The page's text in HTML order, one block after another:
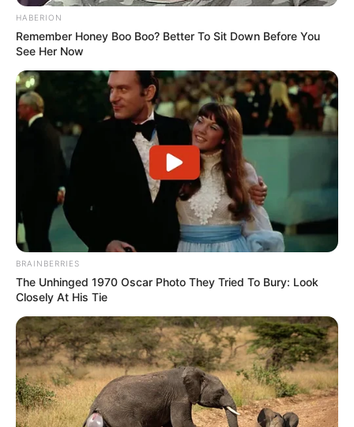
HABERION
Remember Honey Boo Boo? Better To Sit Down Before You
See Her Now
BRAINBERRIES
The Unhinged 1970 Oscar Photo They Tried To Bury: Look
Closely At His Tie